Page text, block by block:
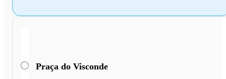
Praça do Visconde